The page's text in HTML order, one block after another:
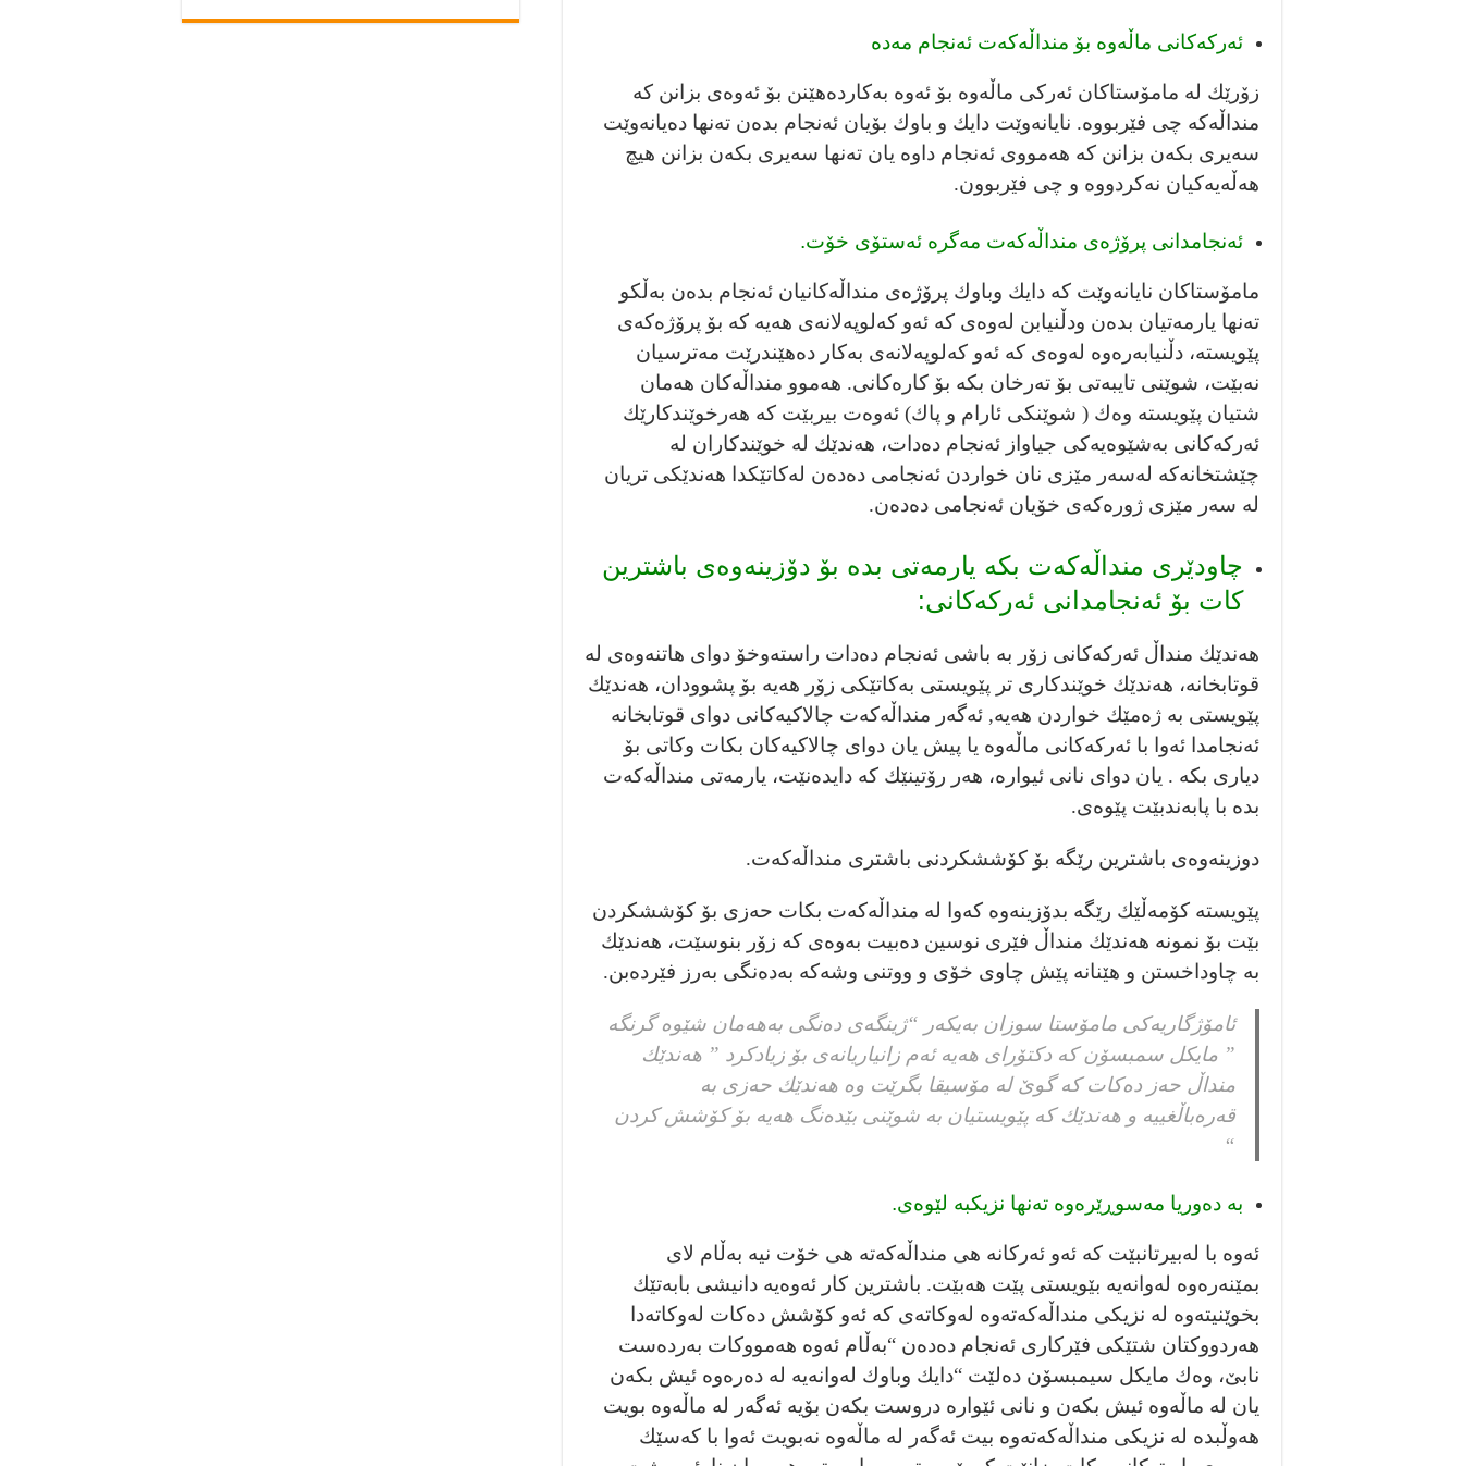
ئەركەكانى ماڵەوە بۆ منداڵەكەت ئەنجام مەدە
زۆرێك لە مامۆستاكان ئەركى ماڵەوە بۆ ئەوە بەكاردەهێنن بۆ ئەوەى بزانن كە
منداڵەكە چى فێربووە. نا‌يانەوێت دايك و باوك بۆيان ئەنجام بدەن تەنها دەيانەوێت
سەيرى بكەن بزانن كە هەمووى ئەنجام داوە يان تەنها سەيرى بكەن بزانن هيچ
هەڵەيەكيان نەكردووە و چى فێربوون.
ئەنجامدانى پرۆژەى منداڵەكەت مەگرە ئەستۆى خۆت.
مامۆستاكان نايانەوێت كە دايك وباوك پرۆژەى منداڵەكانيان ئەنجام بدەن بەڵكو
تەنها يارمەتيان بدەن ودڵنيابن لەوەى كە ئەو كەلوپەلانەى هەيە كە بۆ پرۆژەكەى
پێويستە، دڵنيابەرەوە لەوەى كە ئەو كەلوپەلانەى بەكار دەهێندرێت مه‌ترسيان
نه‌بێت، شوێنى تايبەتى بۆ تەرخان بكە بۆ كارەكانى. هەموو منداڵەكان هەمان
شتيان پێويستە وەك ( شوێنكى ئارام و پاك) ئەوەت بيربێت كە هەرخوێندكارێك
ئەركەكانى به‌شێوه‌يه‌كى جياواز ئه‌نجام ده‌دات، هەندێك لە خوێندكاران لە
چێشتخانەكە لەسەر مێزى نان خواردن ئەنجامى دەده‌ن له‌كاتێكدا هەندێكى تريان
لە سه‌ر مێزى ژوره‌كه‌ى خۆيان ئه‌نجامى ده‌ده‌ن.
چاودێرى منداڵەكەت بكە يارمەتى بدە بۆ دۆزينەوەى باشترين
كات بۆ ئەنجامدانى ئەركەكانى:
هەندێك منداڵ ئەركەكانى زۆر بە باشى ئەنجام دەدات راستەوخۆ دواى هاتنەوەى لە
قوتابخانە، هەندێك خوێندكارى تر پێويستى بەكاتێكى زۆر هەيە بۆ پشوودان، هەندێك
پێويستى بە ژەمێك خواردن هەيە, ئەگەر منداڵەكەت چالاكيەكانى دواى قوتابخانە
ئەنجامدا ئەوا با ئەركەكانى ماڵەوە يا پيش يان دواى چالاكيەكان بكات وكاتى بۆ
ديارى بكە . يان دواى نانى ئيوارە، هەر رۆتينێك كە دايدەنێت، يارمەتى منداڵەكەت
بدە با پابەندبێت پێوەى.
دوزينەوەى باشترين رێگە بۆ كۆششكردنى باشترى منداڵەكەت.
پێويستە كۆمەڵێك رێگە بدۆزينەوە كەوا لە منداڵەكەت بكات حەزى بۆ كۆششكردن
بێت بۆ نمونە هەندێك منداڵ فێرى نوسين دەبيت بەوەى كە زۆر بنوسێت، هەندێك
بە چاوداخستن و هێنانە پێش چاوى خۆى و ووتنى وشەكە بەدەنگى بەرز فێرده‌بن.
ئامۆژگاريەكى مامۆستا سوزان به‌يكه‌ر “ژينگەى دەنگى بەهەمان شێوە گرنگە
” مايكل سمبسۆن كە دكتۆراى هەيە ئەم زانياريانەى بۆ زيادكرد ” هەندێك
منداڵ حەز دەكات كە گوێ لە مۆسيقا بگرێت وە هەندێك حەزى بە
قەرەباڵغييە و هەندێك كە پێويستيان بە شوێنى بێده‌نگ هەيە بۆ كۆشش كردن
“
بە دەوريا مەسوڕێرەوە تەنها نزيكبە لێوەى.
ئەوە با لەبيرتانبێت كە ئەو ئەركانە هى منداڵەكەتە هى خۆت نيە بەڵام لاى
بمێنەرەوە لەوانەيە بێويستى پێت هه‌بێت. باشترين كار ئەوەيە دانيشى بابەتێك
بخوێنيتەوە لە نزيكى منداڵەكەتەوە لەوكاتەى كە ئەو كۆشش دەكات لەوكاتەدا
هەردووكتان شتێكى فێركارى ئەنجام دەدەن “بەڵام ئەوە هەمووكات بەردەست
نابێ، وەك مايكل سيمبسۆن دەلێت “دايك وباوك لەوانەيە لە دەرەوە ئيش بكەن
يان لە ماڵەوە ئيش بكەن و نانى ئێوارە دروست بكەن بۆيە ئەگەر لە ماڵەوە بويت
هەوڵبدە لە نزيكى منداڵەكەتەوه‌ بيت ئەگەر لە ماڵەوە نەبويت ئەوا با كەسێك